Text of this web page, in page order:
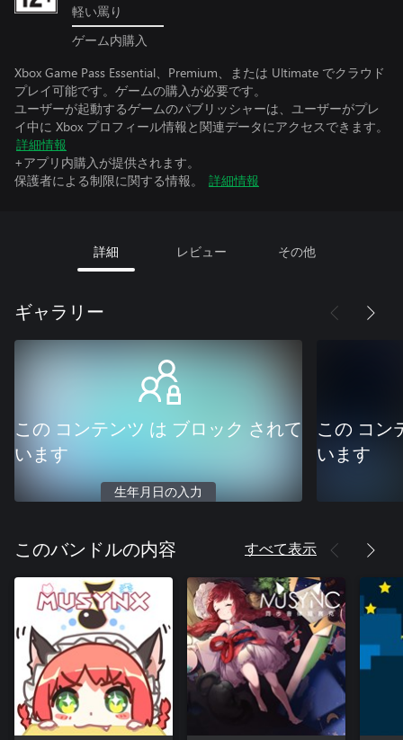
軽い罵り
ゲーム内購入
Xbox Game Pass Essential、Premium、または Ultimate でクラウド
プレイ可能です。ゲームの購入が必要です。
ユーザーが起動するゲームのパブリッシャーは、ユーザーがプレ
イ中に Xbox プロフィール情報と関連データにアクセスできます。
詳細情報
+アプリ内購入が提供されます。
保護者による制限に関する情報。
詳細情報
詳細 レビュー その他
ギャラリー
この コンテンツ は ブロック されて
います
生年月日の入力
この コン
います
このバンドルの内容 すべて表示